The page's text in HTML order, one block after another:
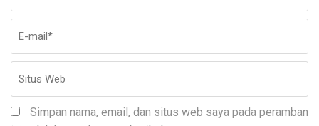
Simpan nama, email, dan situs web saya pada peramban